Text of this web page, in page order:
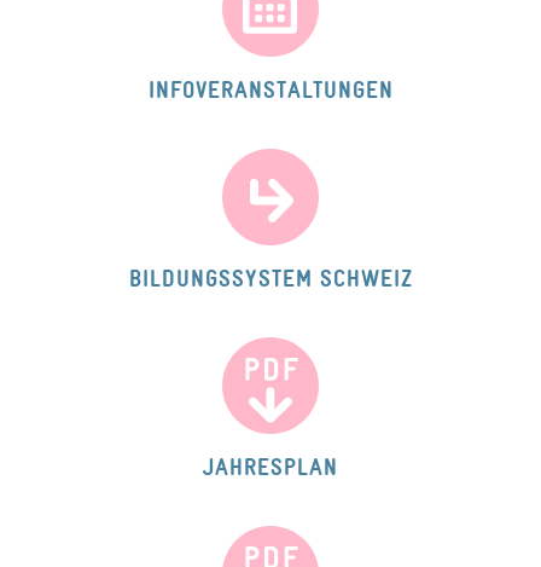
INFOVERANSTALTUNGEN
BILDUNGSSYSTEM SCHWEIZ
JAHRESPLAN